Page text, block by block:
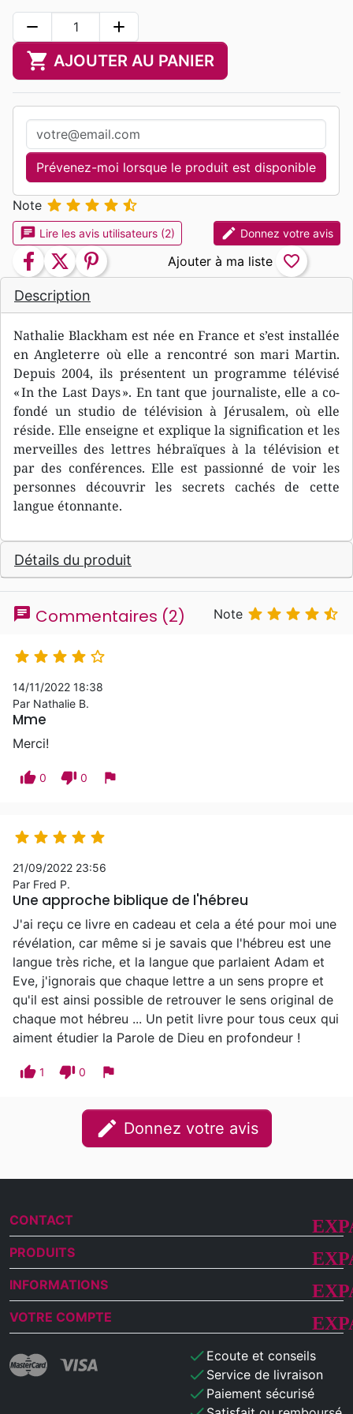
Description
Nathalie Blackham est née en France et s’est installée
en Angleterre où elle a rencontré son mari Martin.
Depuis 2004, ils présentent un programme télévisé
« In the Last Days ». En tant que journaliste, elle a co-
fondé un studio de télévision à Jérusalem, où elle
réside. Elle enseigne et explique la signification et les
merveilles des lettres hébraïques à la télévision et
par des conférences. Elle est passionné de voir les
personnes découvrir les secrets cachés de cette
langue étonnante.
Détails du produit
remove add
shopping_cart AJOUTER AU PANIER
Prévenez-moi lorsque le produit est disponible
Note     
chat Lire les avis utilisateurs (2) edit Donnez votre avis
facebook twitter pinterest favorite_border
chat Commentaires (2) Note     
    
14/11/2022 18:38
Par Nathalie B.
Mme
Merci!
thumb_up 0 thumb_down 0 flag
    
21/09/2022 23:56
Par Fred P.
Une approche biblique de l'hébreu
J'ai reçu ce livre en cadeau et cela a été pour moi une
révélation, car même si je savais que l'hébreu est une
langue très riche, et la langue que parlaient Adam et
Eve, j'ignorais que chaque lettre a un sens propre et
qu'il est ainsi possible de retrouver le sens original de
chaque mot hébreu ... Un petit livre pour tous ceux qui
aiment étudier la Parole de Dieu en profondeur !
thumb_up 1 thumb_down 0 flag
edit Donnez votre avis
CONTACT
PRODUITS
INFORMATIONS
VOTRE COMPTE
check Ecoute et conseils
check Service de livraison
check Paiement sécurisé